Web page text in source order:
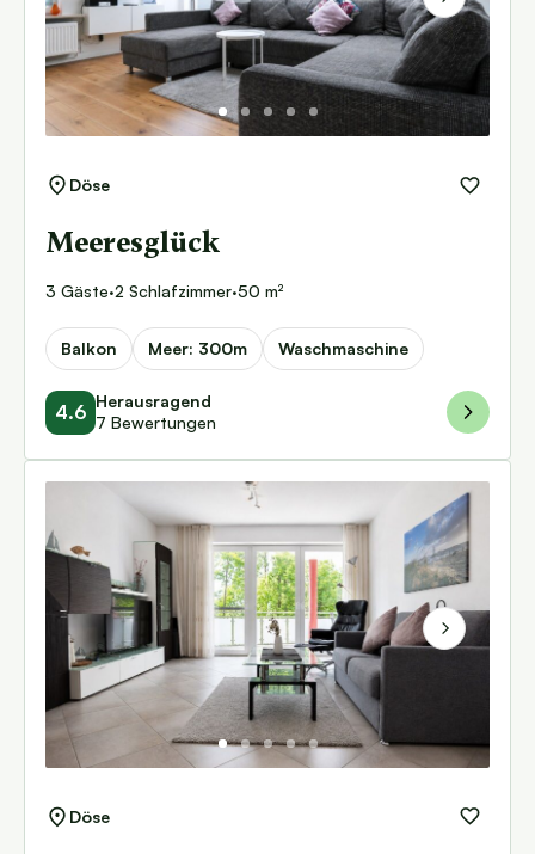
Next
Döse
Meeresglück
3 Gäste·2 Schlafzimmer·50 m²
Balkon Meer: 300m Waschmaschine
4.6 Herausragend
7 Bewertungen
Next
Döse